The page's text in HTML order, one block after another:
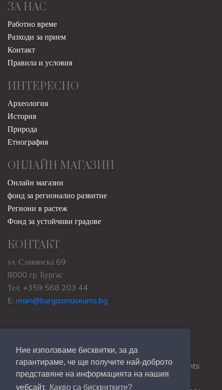
Ние използваме бисквитки, за да
гарантираме, че ще получите най-доброто
представяне на информацията на нашия
уебсайт.
Какво са бисквитките?
ЗА НАС
Работно време
Разходи за прием
Контакт
Правила и условия
ИНТЕРЕСНО
Археология
История
Природа
Етнография
ОНЛАЙН МАГАЗИН
Онлайн магазин
фонд за регионално развитие
Региони в растеж
Фонд за устойчиви градове
КОНТАКТ
ул. Славянска 69
8000 гр. Бургас
Тел: +359 568 203 44
E: main@burgasmuseums.bg
Copyrights © 2009-2021 RHM Burgas, All Rights
Reserved.